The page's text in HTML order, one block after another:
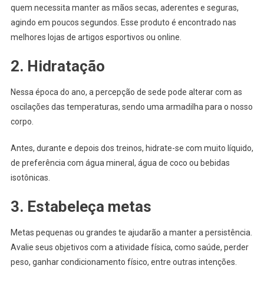
quem necessita manter as mãos secas, aderentes e seguras,
agindo em poucos segundos. Esse produto é encontrado nas
melhores lojas de artigos esportivos ou online.
2. Hidratação
Nessa época do ano, a percepção de sede pode alterar com as
oscilações das temperaturas, sendo uma armadilha para o nosso
corpo.
Antes, durante e depois dos treinos, hidrate-se com muito líquido,
de preferência com água mineral, água de coco ou bebidas
isotônicas.
3. Estabeleça metas
Metas pequenas ou grandes te ajudarão a manter a persistência.
Avalie seus objetivos com a atividade física, como saúde, perder
peso, ganhar condicionamento físico, entre outras intenções.